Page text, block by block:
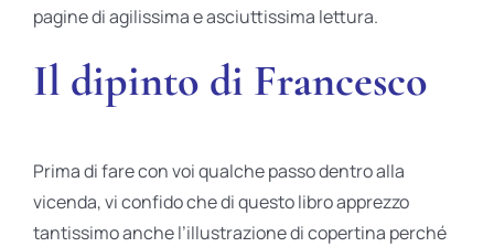
pagine di agilissima e asciuttissima lettura.
Il dipinto di Francesco
Prima di fare con voi qualche passo dentro alla
vicenda, vi confido che di questo libro apprezzo
tantissimo anche l’illustrazione di copertina perché